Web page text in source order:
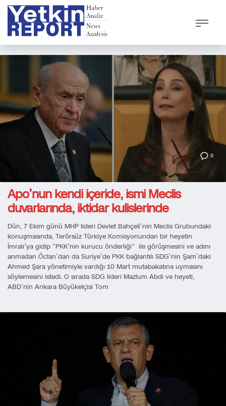
0
Apo’nun kendi içeride, ismi Meclis
duvarlarında, iktidar kulislerinde
Dün, 7 Ekim günü MHP lideri Devlet Bahçeli’nin Meclis Grubundaki
konuşmasında, Terörsüz Türkiye Komisyonundan bir heyetin
İmralı’ya gidip “PKK’nın kurucu önderliği” ile görüşmesini ve adını
anmadan Öclan’dan da Suriye’de PKK bağlantılı SDG’nin Şam’daki
Ahmed Şara yönetimiyle vardığı 10 Mart mutabakatına uymasını
söylemesini istedi. O sırada SDG lideri Mazlum Abdi ve heyeti,
ABD’nin Ankara Büyükelçisi Tom